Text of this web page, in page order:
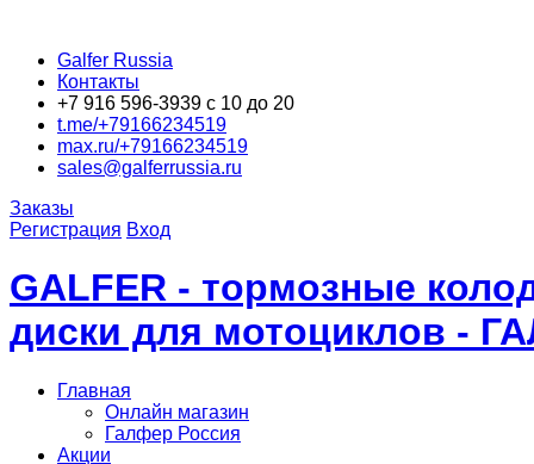
Galfer Russia
Контакты
+7 916 596-3939 с 10 до 20
t.me/+79166234519
max.ru/+79166234519
sales@galferrussia.ru
Заказы
Регистрация Вход
GALFER - тормозные
диски для мотоциклов -
Главная
Онлайн магазин
Галфер Россия
Акции